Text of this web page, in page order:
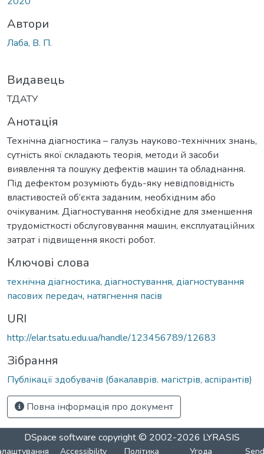
Автори
Лаба, В. П.
Видавець
ТДАТУ
Анотація
Технічна діагностика – галузь науково-технічних знань,
сутність якої складають теорія, методи й засоби
виявлення та пошуку дефектів машин та обладнання.
Під дефектом розуміють будь-яку невідповідність
властивостей об’єкта заданим, необхідним або
очікуваним. Діагностування необхідне для зменшення
трудомісткості обслуговування машин, експлуатаційних
затрат і підвищення якості робот.
Ключові слова
технічна діагностика, діагностування, діагностування
пасових передач, натягнення пасів
URI
http://elar.tsatu.edu.ua/handle/123456789/12683
Зібрання
Публікації здобувачів (бакалаврів. магістрів, аспірантів)
Повна інформація про документ
DSpace software copyright © 2002-2026 LYRASIS
Accessibility Політика Угода Send